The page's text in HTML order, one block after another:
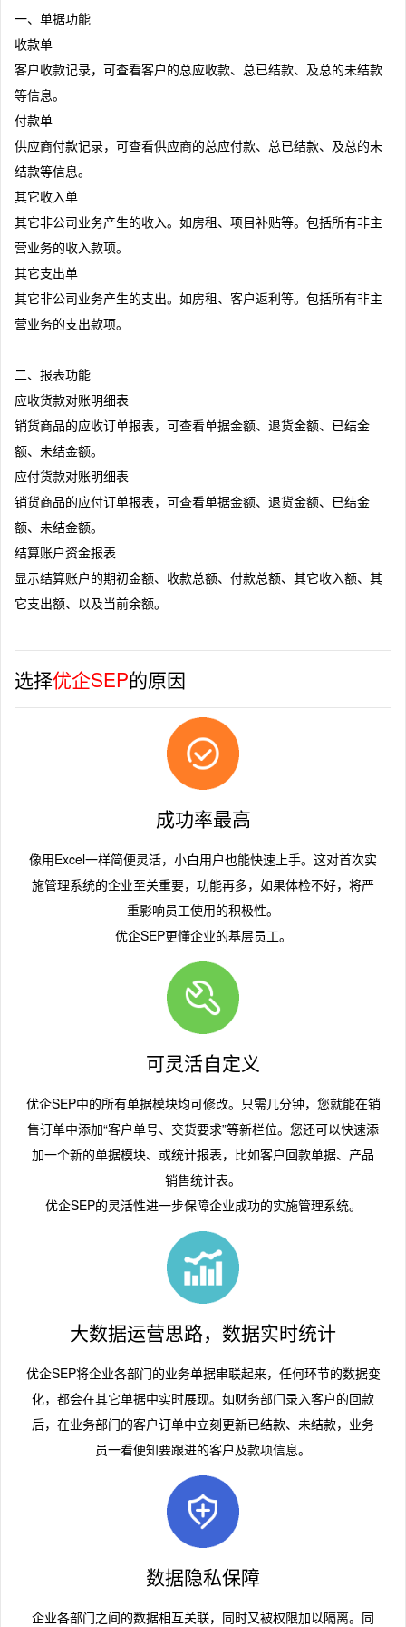
一、单据功能
收款单
客户收款记录，可查看客户的总应收款、总已结款、及总的未结款
等信息。
付款单
供应商付款记录，可查看供应商的总应付款、总已结款、及总的未
结款等信息。
其它收入单
其它非公司业务产生的收入。如房租、项目补贴等。包括所有非主
营业务的收入款项。
其它支出单
其它非公司业务产生的支出。如房租、客户返利等。包括所有非主
营业务的支出款项。
二、报表功能
应收货款对账明细表
销货商品的应收订单报表，可查看单据金额、退货金额、已结金
额、未结金额。
应付货款对账明细表
销货商品的应付订单报表，可查看单据金额、退货金额、已结金
额、未结金额。
结算账户资金报表
显示结算账户的期初金额、收款总额、付款总额、其它收入额、其
它支出额、以及当前余额。
选择优企SEP的原因
成功率最高
像用Excel一样简便灵活，小白用户也能快速上手。这对首次实
施管理系统的企业至关重要，功能再多，如果体检不好，将严
重影响员工使用的积极性。
优企SEP更懂企业的基层员工。
可灵活自定义
优企SEP中的所有单据模块均可修改。只需几分钟，您就能在销
售订单中添加“客户单号、交货要求”等新栏位。您还可以快速添
加一个新的单据模块、或统计报表，比如客户回款单据、产品
销售统计表。
优企SEP的灵活性进一步保障企业成功的实施管理系统。
大数据运营思路，数据实时统计
优企SEP将企业各部门的业务单据串联起来，任何环节的数据变
化，都会在其它单据中实时展现。如财务部门录入客户的回款
后，在业务部门的客户订单中立刻更新已结款、未结款，业务
员一看便知要跟进的客户及款项信息。
数据隐私保障
企业各部门之间的数据相互关联，同时又被权限加以隔离。同